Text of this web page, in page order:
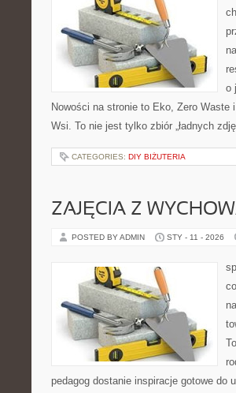
o
Nowości na stronie to Eko, Zero
Wsi. To nie jest tylko zbiór „ładnych
CATEGORIES: DIY BIŻUTERIA
ZAJĘCIA Z
POSTED BY ADMIN STY - 11 - 2026
pedagog dostanie inspiracje gotowe